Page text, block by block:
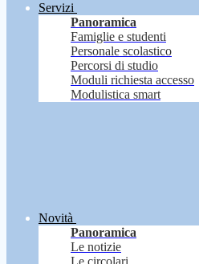
Servizi
Panoramica
Famiglie e studenti
Personale scolastico
Percorsi di studio
Moduli richiesta accesso
Modulistica smart
Novità
Panoramica
Le notizie